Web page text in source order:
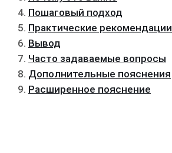
Пошаговый подход
Практические рекомендации
Вывод
Часто задаваемые вопросы
Дополнительные пояснения
Расширенное пояснение